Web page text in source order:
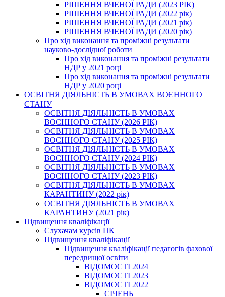
РІШЕННЯ ВЧЕНОЇ РАДИ (2023 РІК)
РІШЕННЯ ВЧЕНОЇ РАДИ (2022 рік)
РІШЕННЯ ВЧЕНОЇ РАДИ (2021 рік)
РІШЕННЯ ВЧЕНОЇ РАДИ (2020 рік)
Про хід виконання та проміжні результати
науково-дослідної роботи
Про хід виконання та проміжні результати
НДР у 2021 році
Про хід виконання та проміжні результати
НДР у 2020 році
ОСВІТНЯ ДІЯЛЬНІСТЬ В УМОВАХ ВОЄННОГО
СТАНУ
ОСВІТНЯ ДІЯЛЬНІСТЬ В УМОВАХ
ВОЄННОГО СТАНУ (2026 РІК)
ОСВІТНЯ ДІЯЛЬНІСТЬ В УМОВАХ
ВОЄННОГО СТАНУ (2025 РІК)
ОСВІТНЯ ДІЯЛЬНІСТЬ В УМОВАХ
ВОЄННОГО СТАНУ (2024 РІК)
ОСВІТНЯ ДІЯЛЬНІСТЬ В УМОВАХ
ВОЄННОГО СТАНУ (2023 РІК)
ОСВІТНЯ ДІЯЛЬНІСТЬ В УМОВАХ
КАРАНТИНУ (2022 рік)
ОСВІТНЯ ДІЯЛЬНІСТЬ В УМОВАХ
КАРАНТИНУ (2021 рік)
Підвищення кваліфікації
Слухачам курсів ПК
Підвищення кваліфікації
Підвищення кваліфікації педагогів фахової
передвищої освіти
ВІДОМОСТІ 2024
ВІДОМОСТІ 2023
ВІДОМОСТІ 2022
СІЧЕНЬ